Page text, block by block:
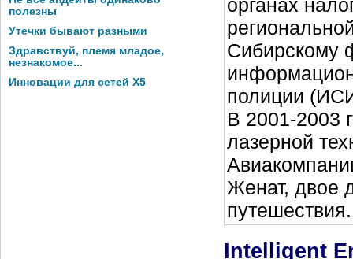
полезны
Утечки бывают разными
Здравствуй, племя младое,
незнакомое...
Инновации для сетей X5
органах
Сибирскому
полиции
В 2001-2003
лазерной
Женат, двое
путешествия.
Intelligent